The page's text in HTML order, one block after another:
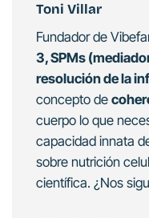
Toni Villar
Fundador de
3, SPMs
resolución de la
concepto de
cuerpo lo que
capacidad innata
sobre nutrición
científica. ¿Nos